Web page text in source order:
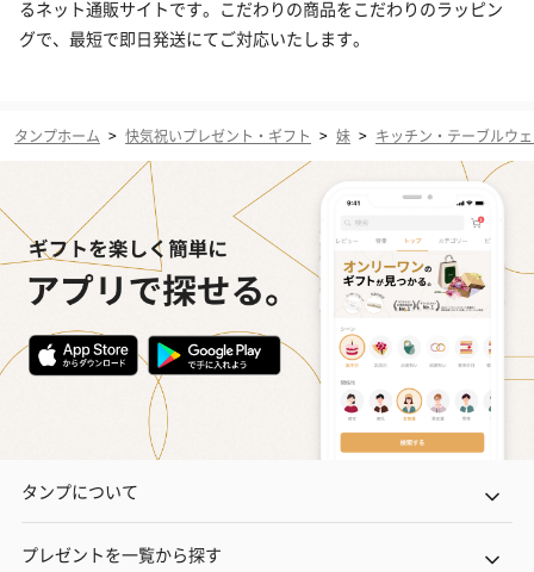
るネット通販サイトです。こだわりの商品をこだわりのラッピン
グで、最短で即日発送にてご対応いたします。
タンプホーム > 快気祝いプレゼント・ギフト > 妹 > キッチン・テーブルウ
タンプについて
プレゼントを一覧から探す